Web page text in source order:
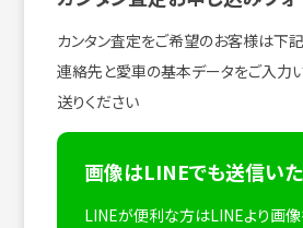
カンタン査定をご希望のお客様は下
連絡先と愛車の基本データをご入力
送りください
画像はLINEでも送信いた
LINEが便利な方はLINEより画像